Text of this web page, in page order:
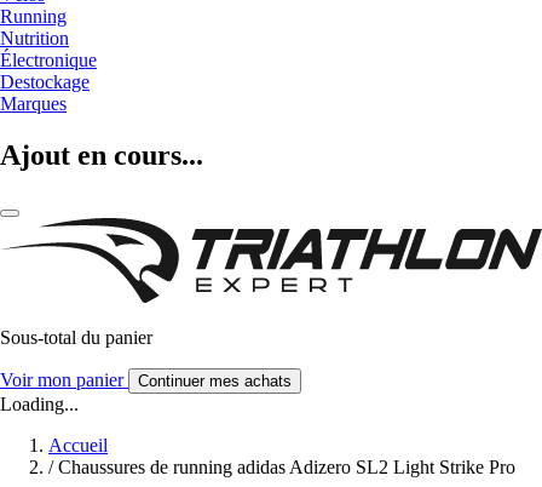
Running
Nutrition
Électronique
Destockage
Marques
Ajout en cours...
Sous-total du panier
Voir mon panier Continuer mes achats
Loading...
Accueil
/ Chaussures de running adidas Adizero SL2 Light Strike Pro